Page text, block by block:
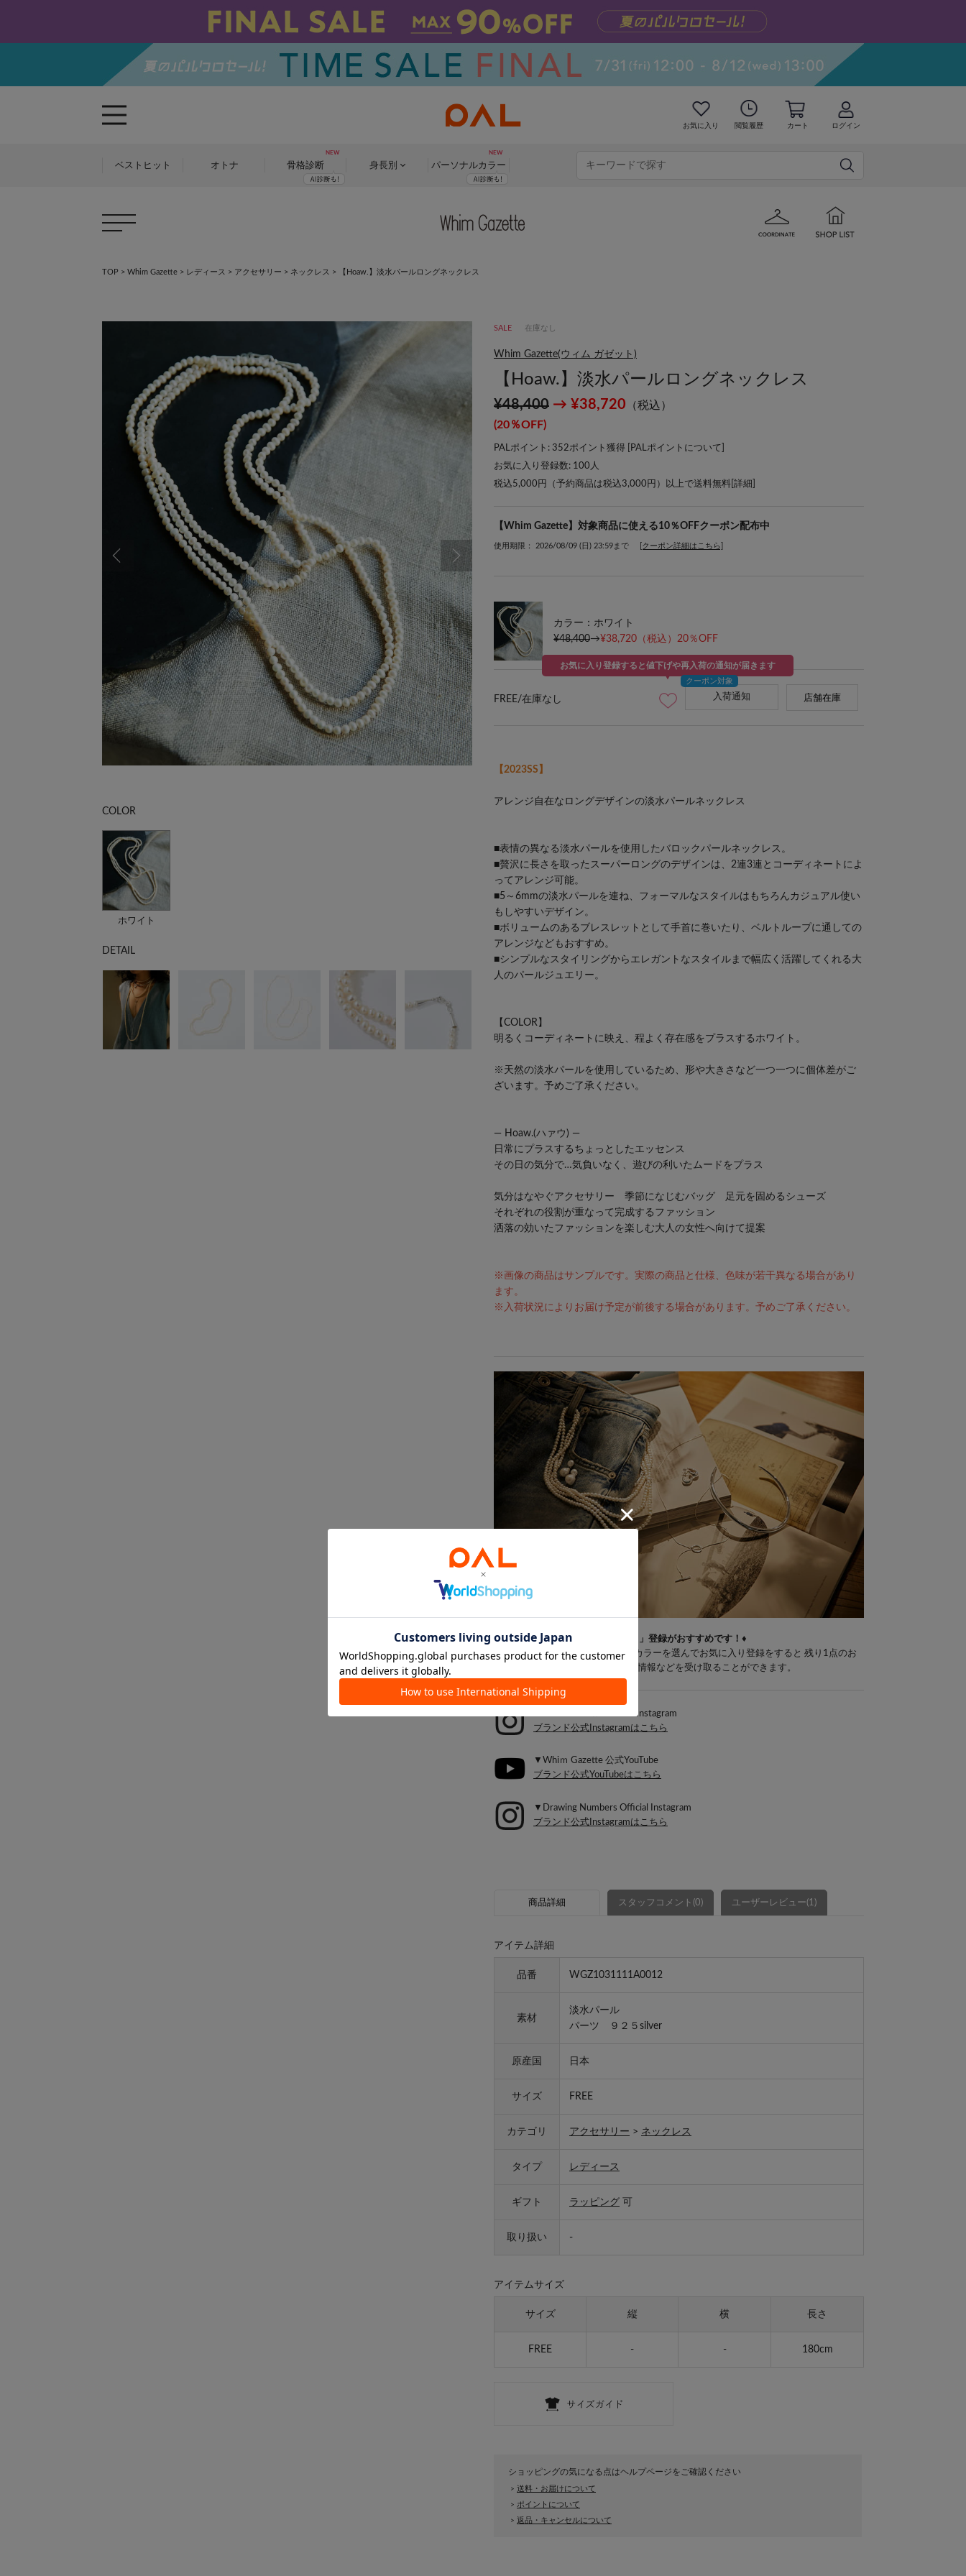
お気に入り 閲覧履歴 カート ログイン
ベストヒット オトナ 骨格診断 身長別 パーソナルカラー
TOP > Whim Gazette > レディース > アクセサリー > ネックレス > 【Hoaw.】淡水パールロングネックレス
COLOR
ホワイト
DETAIL
SALE 在庫なし
Whim Gazette(ウィム ガゼット)
【Hoaw.】淡水パールロングネックレス
¥48,400 → ¥38,720 （税込）
(20％OFF)
PALポイント: 352ポイント獲得 [ PALポイントについて
お気に入り登録数: 100 人
税込5,000円（予約商品は税込3,000円）以上で送料無料[ 詳細
【Whim Gazette】対象商品に使える10％OFFクーポン配布中
使用期限： 2026/08/09 (日) 23:59まで [クーポン詳細はこちら]
カラー：ホワイト
¥48,400→¥38,720 （税込）20％OFF
FREE/在庫なし
お気に入り登録すると値下げや再入荷の通知が届きます
入荷通知 店舗在庫
【2023SS】
アレンジ自在なロングデザインの淡水パールネックレス
■表情の異なる淡水パールを使用したバロックパールネックレス。
■贅沢に長さを取ったスーパーロングのデザインは、2連3連とコーディネートによ
ってアレンジ可能。
■5～6mmの淡水パールを連ね、フォーマルなスタイルはもちろんカジュアル使い
もしやすいデザイン。
■ボリュームのあるブレスレットとして手首に巻いたり、ベルトループに通しての
アレンジなどもおすすめ。
■シンプルなスタイリングからエレガントなスタイルまで幅広く活躍してくれる大
人のパールジュエリー。
【COLOR】
明るくコーディネートに映え、程よく存在感をプラスするホワイト。
※天然の淡水パールを使用しているため、形や大きさなど一つ一つに個体差がご
ざいます。予めご了承ください。
― Hoaw.(ハァウ) ―
日常にプラスするちょっとしたエッセンス
その日の気分で…気負いなく、遊びの利いたムードをプラス
気分はなやぐアクセサリー 季節になじむバッグ 足元を固めるシューズ
それぞれの役割が重なって完成するファッション
洒落の効いたファッションを楽しむ大人の女性へ向けて提案
※画像の商品はサンプルです。実際の商品と仕様、色味が若干異なる場合があり
ます。
※入荷状況によりお届け予定が前後する場合があります。予めご了承ください。
♦気になるアイテムは「お気に入り」登録がおすすめです！♦
♡ マークをクリックし、お好きなカラーを選んでお気に入り登録をすると 残り1点のお
知らせ、再入荷のお知らせ、SALE情報などを受け取ることができます。
▼Whiｍ Gazette Official Instagram
ブランド公式Instagramはこちら
▼Whiｍ Gazette 公式YouTube
ブランド公式YouTubeはこちら
▼Drawing Numbers Official Instagram
ブランド公式Instagramはこちら
商品詳細 スタッフコメント(0) ユーザーレビュー(1)
アイテム詳細
品番 WGZ1031111A0012
素材
淡水パール
パーツ ９２５silver
原産国 日本
サイズ FREE
カテゴリ アクセサリー > ネックレス
タイプ レディース
ギフト ラッピング 可
取り扱い -
アイテムサイズ
サイズ 縦 横 長さ
FREE - - 180cm
ショッピングの気になる点はヘルプページをご確認ください
> 送料・お届けについて
> ポイントについて
> 返品・キャンセルについて